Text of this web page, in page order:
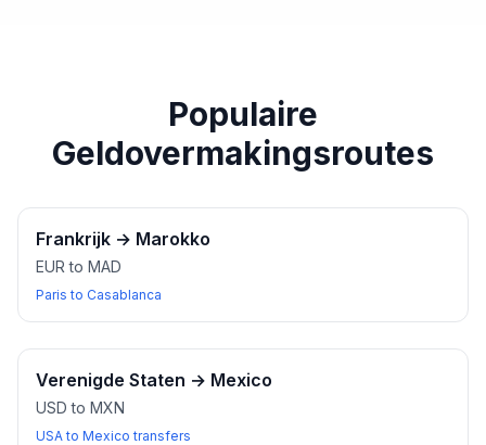
Populaire
Geldovermakingsroutes
Frankrijk → Marokko
EUR to MAD
Paris to Casablanca
Verenigde Staten → Mexico
USD to MXN
USA to Mexico transfers